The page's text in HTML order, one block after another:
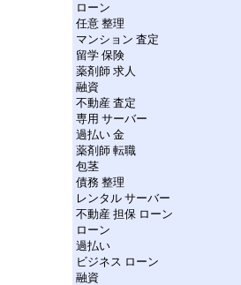
ローン
任意 整理
マンション 査定
留学 保険
薬剤師 求人
融資
不動産 査定
専用 サーバー
過払い 金
薬剤師 転職
包茎
債務 整理
レンタル サーバー
不動産 担保 ローン
ローン
過払い
ビジネス ローン
融資